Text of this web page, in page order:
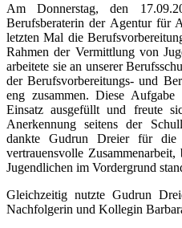
Am Donnerstag, den
Berufsberaterin der Agentur für
letzten Mal die
Rahmen der Vermittlung von
arbeitete sie an unserer
der Berufsvorbereitungs- und
eng zusammen. Diese
Einsatz ausgefüllt und freute
Anerkennung seitens der
dankte Gudrun Dreier für die
vertrauensvolle
Jugendlichen im Vordergrund
Gleichzeitig nutzte Gudrun
Nachfolgerin und Kollegin